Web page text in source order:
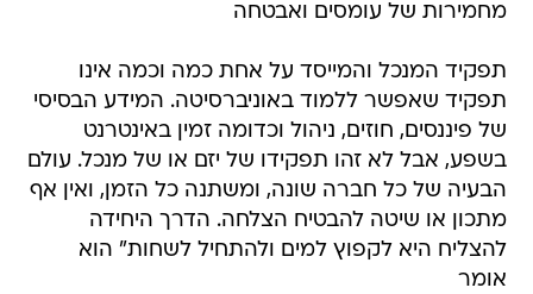
מחמירות של עומסים ואבטחה
תפקיד המנכל והמייסד על אחת כמה וכמה אינו
תפקיד שאפשר ללמוד באוניברסיטה. המידע הבסיסי
של פיננסים, חוזים, ניהול וכדומה זמין באינטרנט
בשפע, אבל לא זהו תפקידו של יזם או של מנכל. עולם
הבעיה של כל חברה שונה, ומשתנה כל הזמן, ואין אף
מתכון או שיטה להבטיח הצלחה. הדרך היחידה
להצליח היא לקפוץ למים ולהתחיל לשחות" הוא
אומר